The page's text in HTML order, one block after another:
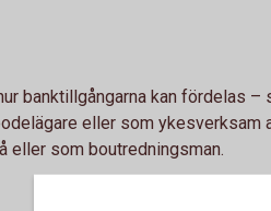
banktillgångarna kan fördelas –
eller som ykesverksam
eller som boutredningsman.